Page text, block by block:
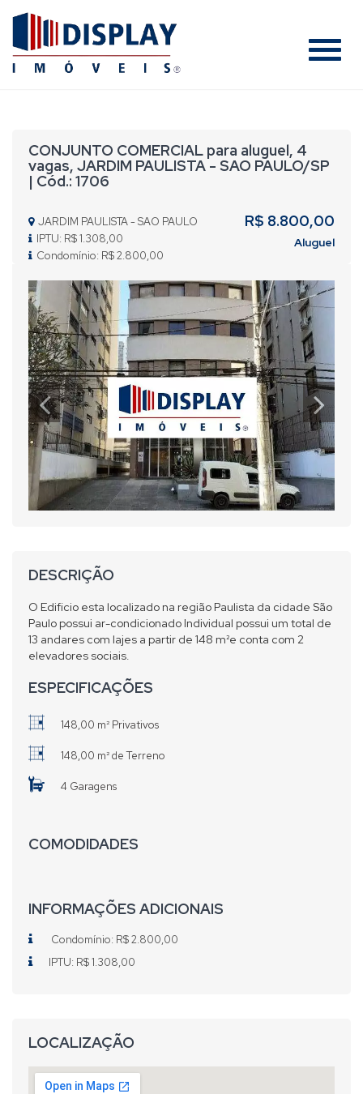
#
CONJUNTO COMERCIAL para aluguel, 4
vagas, JARDIM PAULISTA - SAO PAULO/SP
| Cód.: 1706
JARDIM PAULISTA - SAO PAULO
IPTU: R$ 1.308,00
Condomínio: R$ 2.800,00
R$ 8.800,00
Aluguel
Previous
DESCRIÇÃO
O Edificio esta localizado na região Paulista da cidade São
Paulo possui ar-condicionado Individual possui um total de
13 andares com lajes a partir de 148 m²e conta com 2
elevadores sociais.
ESPECIFICAÇÕES
148,00 m² Privativos
148,00 m² de Terreno
4 Garagens
COMODIDADES
INFORMAÇÕES ADICIONAIS
Condomínio: R$ 2.800,00
IPTU: R$ 1.308,00
LOCALIZAÇÃO